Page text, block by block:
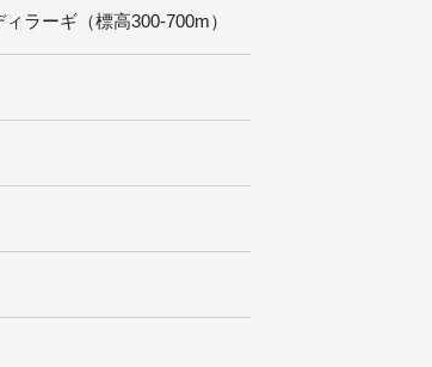
ラーギ（標高300-700m）